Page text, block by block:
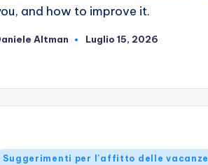
and how to improve it.
Altman Luglio 15, 2026
Suggerimenti per l'affitto delle vacanze